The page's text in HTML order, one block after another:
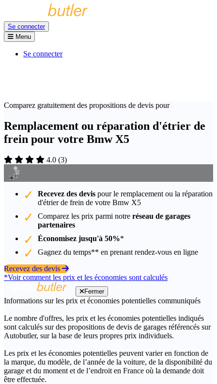
Se connecter
Menu
Se connecter
Comparez gratuitement des propositions de devis pour
Remplacement ou réparation d'étrier de
frein pour votre Bmw X5
4.0 (3)
Recevez des devis pour le remplacement ou la réparation
d'étrier de frein de votre Bmw X5
Comparez les prix parmi notre réseau de garages
partenaires
Économisez jusqu'à 50%*
Gagnez du temps** en prenant rendez-vous en ligne
Recevez des devis
*Voir comment les prix et les économies sont calculés
Fermer
Informations sur les prix et économies potentielles communiqués
Le nombre d'offres, les prix et les économies potentielles indiqués
sont calculés sur des propositions de devis de garages référencés sur
Autobutler, sur la base de leurs propres prix individuels.
Les prix et les économies potentielles peuvent varier en fonction de
la marque, du modèle, de l’année de la voiture, de la disponibilité du
garage et du moment et de l’endroit en France où la demande doit
être effectuée.